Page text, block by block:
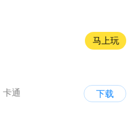
马上玩
卡通
下载